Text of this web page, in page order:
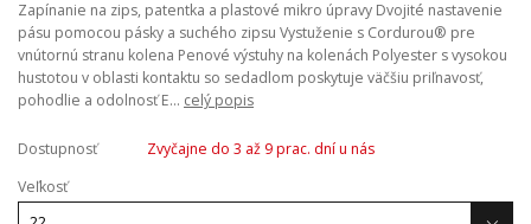
Zapínanie na zips, patentka a plastové mikro úpravy Dvojité nastavenie
pásu pomocou pásky a suchého zipsu Vystuženie s Cordurou® pre
vnútornú stranu kolena Penové výstuhy na kolenách Polyester s vysokou
hustotou v oblasti kontaktu so sedadlom poskytuje väčšiu priľnavosť,
pohodlie a odolnosť E... celý popis
Dostupnosť
Zvyčajne do 3 až 9 prac. dní u nás
Veľkosť